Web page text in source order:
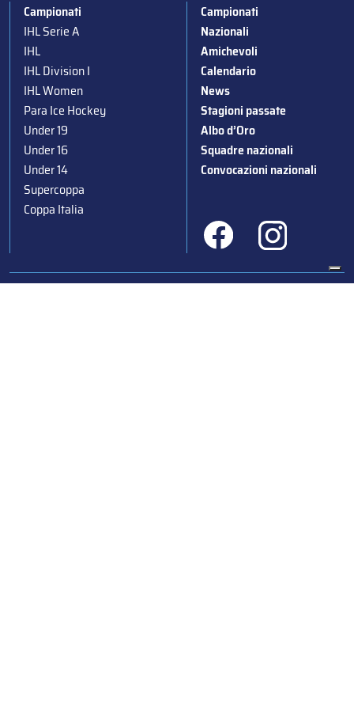
Campionati
IHL Serie A
IHL
IHL Division I
IHL Women
Para Ice Hockey
Under 19
Under 16
Under 14
Supercoppa
Coppa Italia
Campionati
Nazionali
Amichevoli
Calendario
News
Stagioni passate
Albo d’Oro
Squadre nazionali
Convocazioni nazionali